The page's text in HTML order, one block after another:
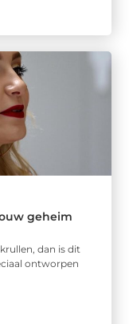
geheim
dan is dit
ontworpen